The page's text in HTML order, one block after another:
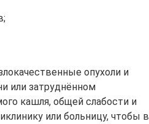
опухоли и
или затруднённом
кашля, общей слабости и
или больницу, чтобы